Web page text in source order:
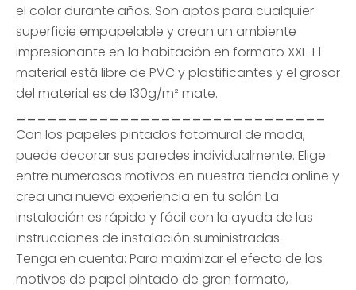
el color durante años. Son aptos para cualquier
superficie empapelable y crean un ambiente
impresionante en la habitación en formato XXL. El
material está libre de PVC y plastificantes y el grosor
del material es de 130g/m² mate.
Con los papeles pintados fotomural de moda,
puede decorar sus paredes individualmente. Elige
entre numerosos motivos en nuestra tienda online y
crea una nueva experiencia en tu salón La
instalación es rápida y fácil con la ayuda de las
instrucciones de instalación suministradas.
Tenga en cuenta: Para maximizar el efecto de los
motivos de papel pintado de gran formato,